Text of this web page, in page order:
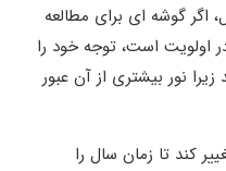
اگر گوشه ای برای مطالعه
اولویت است، توجه خود را
نور بیشتری از آن عبور
کند تا زمان سال را